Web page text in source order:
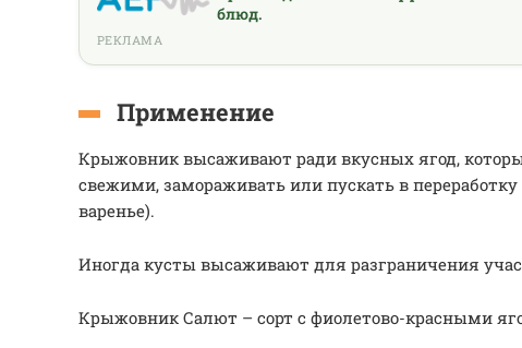
блюд.
РЕКЛАМА
Применение
Крыжовник высаживают ради вкусных ягод,
свежими, замораживать или пускать в
варенье).
Иногда кусты высаживают для разграничения
Крыжовник Салют – сорт с фиолетово-красными